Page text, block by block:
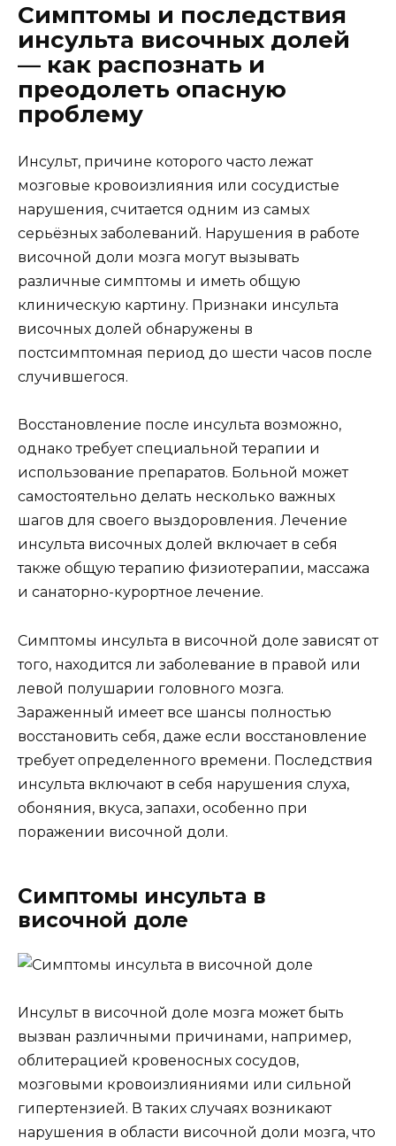
Симптомы и последствия
инсульта височных долей
— как распознать и
преодолеть опасную
проблему
Инсульт, причине которого часто лежат
мозговые кровоизлияния или сосудистые
нарушения, считается одним из самых
серьёзных заболеваний. Нарушения в работе
височной доли мозга могут вызывать
различные симптомы и иметь общую
клиническую картину. Признаки инсульта
височных долей обнаружены в
постсимптомная период до шести часов после
случившегося.
Восстановление после инсульта возможно,
однако требует специальной терапии и
использование препаратов. Больной может
самостоятельно делать несколько важных
шагов для своего выздоровления. Лечение
инсульта височных долей включает в себя
также общую терапию физиотерапии, массажа
и санаторно-курортное лечение.
Симптомы инсульта в височной доле зависят от
того, находится ли заболевание в правой или
левой полушарии головного мозга.
Зараженный имеет все шансы полностью
восстановить себя, даже если восстановление
требует определенного времени. Последствия
инсульта включают в себя нарушения слуха,
обоняния, вкуса, запахи, особенно при
поражении височной доли.
Симптомы инсульта в
височной доле
Инсульт в височной доле мозга может быть
вызван различными причинами, например,
облитерацией кровеносных сосудов,
мозговыми кровоизлияниями или сильной
гипертензией. В таких случаях возникают
нарушения в области височной доли мозга, что